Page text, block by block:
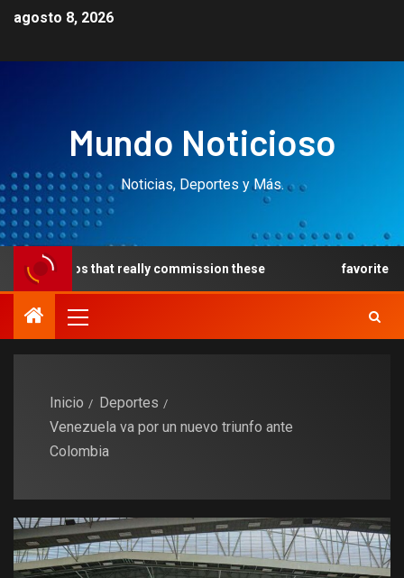
agosto 8, 2026
Mundo Noticioso
Noticias, Deportes y Más.
that really commission these favorite article
Inicio
Deportes
Venezuela va por un nuevo triunfo ante
Colombia